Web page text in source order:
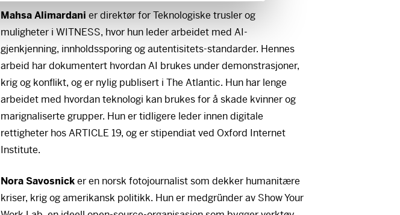
Mahsa Alimardanier direktør for Teknologiske trusler og
muligheter iWITNESS, hvor hun leder arbeidet med AI-
gjenkjenning, innholdssporing og autentisitets-standarder. Hennes
arbeid har dokumentert hvordan AI brukes under demonstrasjoner,
krig og konflikt, og er nylig publisert i The Atlantic. Hun har lenge
arbeidet med hvordan teknologi kan brukes for å skade kvinner og
marignaliserte grupper. Hun er tidligere leder innen digitale
rettigheter hosARTICLE 19, og er stipendiat ved Oxford Internet
Institute.
Nora Savosnicker en norsk fotojournalist som dekker humanitære
kriser, krig og amerikansk politikk. Hun er medgründer av Show Your